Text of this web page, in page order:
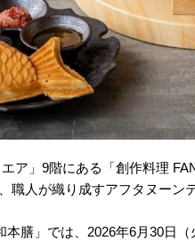
ア」9階にある「創作料理
職人が織り成すアフタヌーン
本膳」では、2026年6月30日